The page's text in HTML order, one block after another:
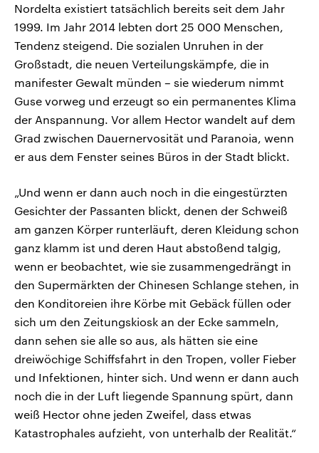
Nordelta existiert tatsächlich bereits seit dem Jahr
1999. Im Jahr 2014 lebten dort 25 000 Menschen,
Tendenz steigend. Die sozialen Unruhen in der
Großstadt, die neuen Verteilungskämpfe, die in
manifester Gewalt münden – sie wiederum nimmt
Guse vorweg und erzeugt so ein permanentes Klima
der Anspannung. Vor allem Hector wandelt auf dem
Grad zwischen Dauernervosität und Paranoia, wenn
er aus dem Fenster seines Büros in der Stadt blickt.
„Und wenn er dann auch noch in die eingestürzten
Gesichter der Passanten blickt, denen der Schweiß
am ganzen Körper runterläuft, deren Kleidung schon
ganz klamm ist und deren Haut abstoßend talgig,
wenn er beobachtet, wie sie zusammengedrängt in
den Supermärkten der Chinesen Schlange stehen, in
den Konditoreien ihre Körbe mit Gebäck füllen oder
sich um den Zeitungskiosk an der Ecke sammeln,
dann sehen sie alle so aus, als hätten sie eine
dreiwöchige Schiffsfahrt in den Tropen, voller Fieber
und Infektionen, hinter sich. Und wenn er dann auch
noch die in der Luft liegende Spannung spürt, dann
weiß Hector ohne jeden Zweifel, dass etwas
Katastrophales aufzieht, von unterhalb der Realität.“